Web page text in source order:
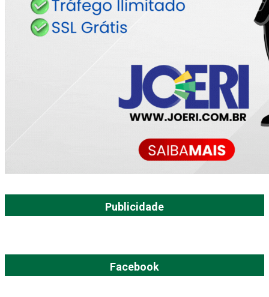
Publicidade
Facebook